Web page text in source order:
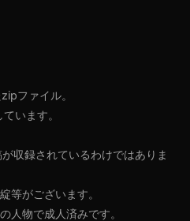
ファイル。
います。
収録されているわけではありま
等がございます。
人物で成人済みです。